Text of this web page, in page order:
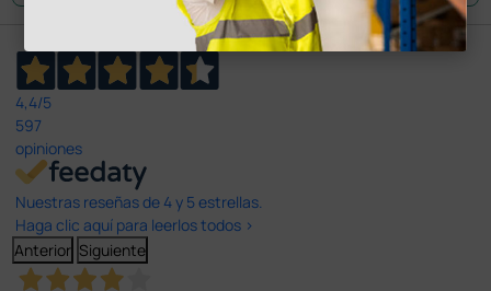
4,4/5
597
opiniones
Nuestras reseñas de 4 y 5 estrellas.
Haga clic aquí para leerlos todos >
Anterior Siguiente